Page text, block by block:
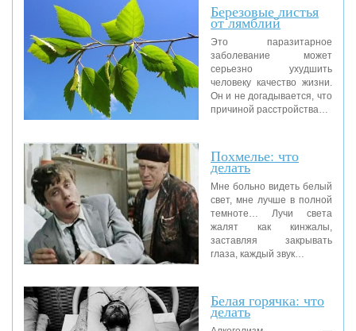
Березовые листья
от лямблий
Это паразитарное
заболевание может
серьезно ухудшить
человеку качество жизни.
Он и не догадывается, что
причиной расстройства…
Похмелье: что
делать
Мне больно видеть белый
свет, мне лучше в полной
темноте… Лучи света
жалят как кинжалы,
заставляя закрывать
глаза, каждый звук…
Белая горячка: что
делать